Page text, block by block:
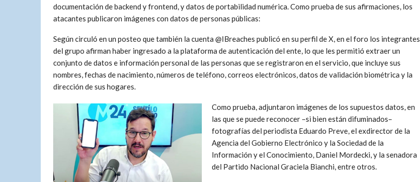
documentación de backend y frontend, y datos de portabilidad numérica. Como prueba de sus afirmaciones, los
atacantes publicaron imágenes con datos de personas públicas:
Según circuló en un posteo que también la cuenta @IBreaches publicó en su perfil de X, en el foro los integrantes
del grupo afirman haber ingresado a la plataforma de autenticación del ente, lo que les permitió extraer un
conjunto de datos e información personal de las personas que se registraron en el servicio, que incluye sus
nombres, fechas de nacimiento, números de teléfono, correos electrónicos, datos de validación biométrica y la
dirección de sus hogares.
Como prueba, adjuntaron imágenes de los supuestos datos, en
las que se puede reconocer –si bien están difuminados–
fotografías del periodista Eduardo Preve, el exdirector de la
Agencia del Gobierno Electrónico y la Sociedad de la
Información y el Conocimiento, Daniel Mordecki, y la senadora
del Partido Nacional Graciela Bianchi, entre otros.